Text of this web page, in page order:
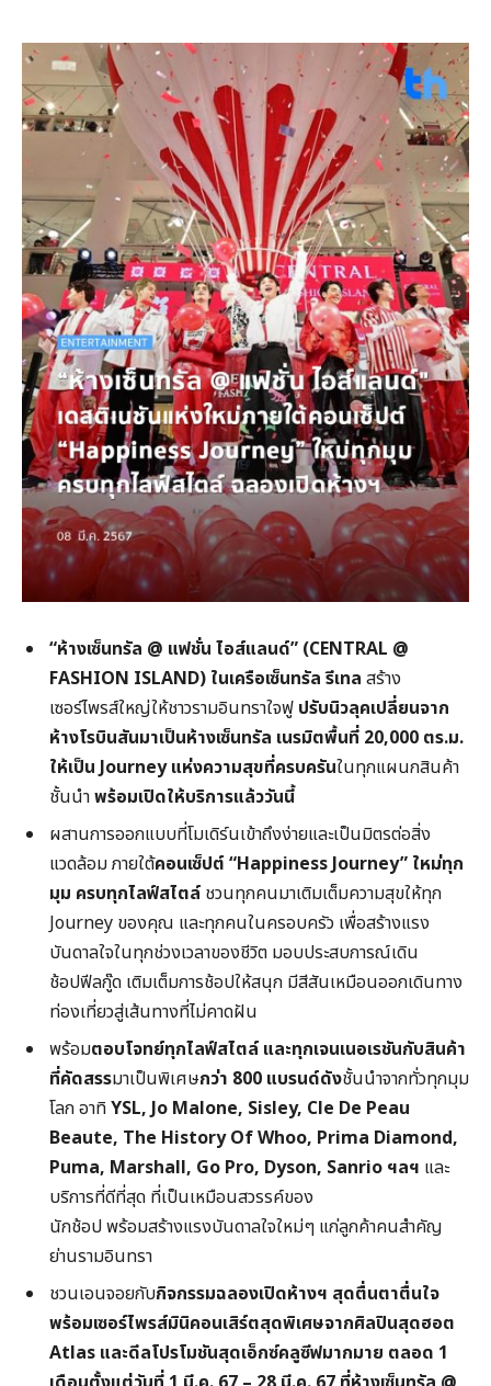
“ห้างเซ็นทรัล @ แฟชั่น ไอส์แลนด์” (CENTRAL @
FASHION ISLAND) ในเครือเซ็นทรัล รีเทล สร้าง
เซอร์ไพรส์ใหญ่ให้ชาวรามอินทราใจฟู ปรับนิวลุคเปลี่ยนจาก
ห้างโรบินสันมาเป็นห้างเซ็นทรัล เนรมิตพื้นที่ 20,000 ตร.ม.
ให้เป็น Journeyแห่งความสุขที่ครบครันในทุกแผนกสินค้า
ชั้นนำพร้อมเปิดให้บริการแล้ววันนี้
ผสานการออกแบบที่โมเดิร์นเข้าถึงง่ายและเป็นมิตรต่อสิ่ง
แวดล้อม ภายใต้คอนเซ็ปต์ “Happiness Journey” ใหม่ทุก
มุม ครบทุกไลฟ์สไตล์ ชวนทุกคนมาเติมเต็มความสุขให้ทุก
Journey ของคุณ และทุกคนในครอบครัว เพื่อสร้างแรง
บันดาลใจในทุกช่วงเวลาของชีวิต มอบประสบการณ์เดิน
ช้อปฟีลกู๊ด เติมเต็มการช้อปให้สนุก มีสีสันเหมือนออกเดินทาง
ท่องเที่ยวสู่เส้นทางที่ไม่คาดฝัน
พร้อมตอบโจทย์ทุกไลฟ์สไตล์ และทุกเจนเนอเรชันกับสินค้า
ที่คัดสรรมาเป็นพิเศษกว่า 800 แบรนด์ดังชั้นนำจากทั่วทุกมุม
โลก อาทิYSL, Jo Malone, Sisley, Cle De Peau
Beaute, The History Of Whoo, Prima Diamond,
Puma, Marshall, Go Pro, Dyson, Sanrio ฯลฯ และ
บริการที่ดีที่สุด ที่เป็นเหมือนสวรรค์ของ
นักช้อป พร้อมสร้างแรงบันดาลใจใหม่ๆ แก่ลูกค้าคนสำคัญ
ย่านรามอินทรา
ชวนเอนจอยกับกิจกรรมฉลองเปิดห้างฯ สุดตื่นตาตื่นใจ
พร้อมเซอร์ไพรส์มินิคอนเสิร์ตสุดพิเศษจากศิลปินสุดฮอต
Atlas และดีลโปรโมชันสุดเอ็กซ์คลูซีฟมากมาย ตลอด 1